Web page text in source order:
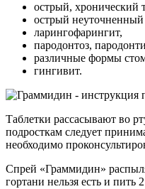
острый, хронический
острый неуточненный
ларингофарингит,
пародонтоз,
различные формы
гингивит.
Таблетки рассасывают во
подросткам следует
необходимо
Спрей «Граммидин»
гортани нельзя есть и пить